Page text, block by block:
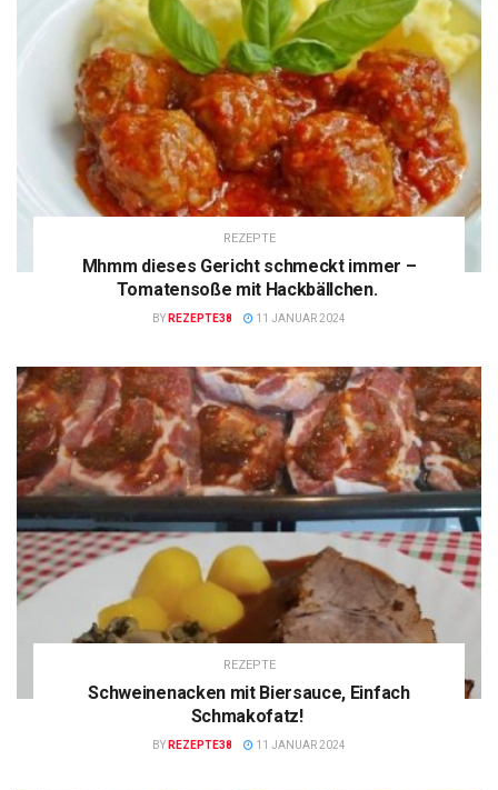
REZEPTE
Mhmm dieses Gericht schmeckt immer –
Tomatensoße mit Hackbällchen.
BY REZEPTE38 11 JANUAR 2024
REZEPTE
Schweinenacken mit Biersauce, Einfach
Schmakofatz!
BY REZEPTE38 11 JANUAR 2024